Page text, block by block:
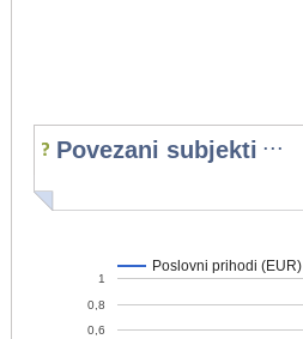
Povezani subjekti ...
Poslovni prihodi (EUR)
0,6
0,8
1